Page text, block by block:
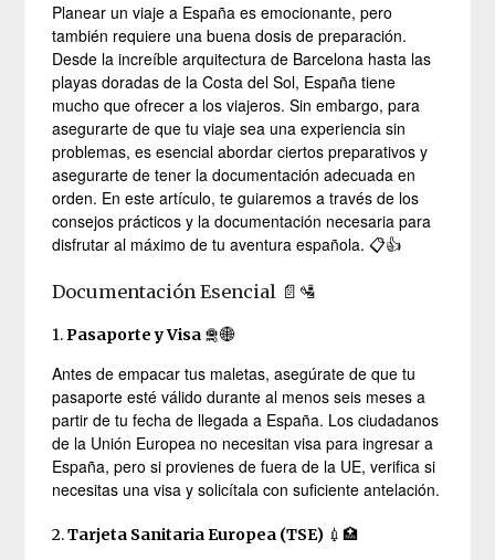
Planear un viaje a España es emocionante, pero
también requiere una buena dosis de preparación.
Desde la increíble arquitectura de Barcelona hasta las
playas doradas de la Costa del Sol, España tiene
mucho que ofrecer a los viajeros. Sin embargo, para
asegurarte de que tu viaje sea una experiencia sin
problemas, es esencial abordar ciertos preparativos y
asegurarte de tener la documentación adecuada en
orden. En este artículo, te guiaremos a través de los
consejos prácticos y la documentación necesaria para
disfrutar al máximo de tu aventura española. 📋👍
Documentación Esencial 📄🛂
1.Pasaporte y Visa 🛅🌐
Antes de empacar tus maletas, asegúrate de que tu
pasaporte esté válido durante al menos seis meses a
partir de tu fecha de llegada a España. Los ciudadanos
de la Unión Europea no necesitan visa para ingresar a
España, pero si provienes de fuera de la UE, verifica si
necesitas una visa y solicítala con suficiente antelación.
2.Tarjeta Sanitaria Europea (TSE) 💉🏥